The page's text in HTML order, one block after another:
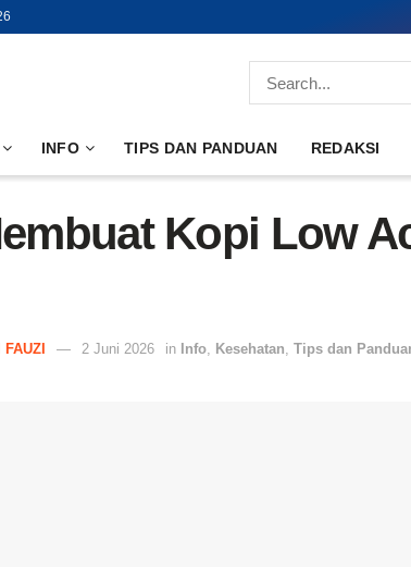
INFO TIPS DAN PANDUAN REDAKSI
Kopi Low
FAUZI 2 Juni 2026 in Info Kesehatan Tips dan